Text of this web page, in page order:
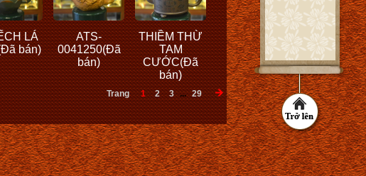
LÁ
bán)
ATS-
0041250(Đã
bán)
THIỀM THỪ
TAM
CƯỚC(Đã
bán)
Trang 1 2 3 ... 29